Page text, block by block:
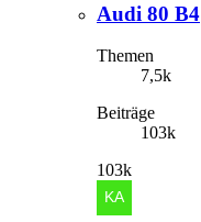
Audi 80 B4
Themen
7,5k
Beiträge
103k
103k